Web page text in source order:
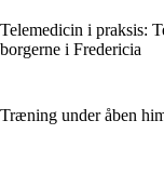
Telemedicin i praksis:
borgerne i Fredericia
Træning under åben